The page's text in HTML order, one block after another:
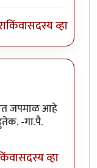
किंवासदस्य व्हा
byप्रचेतस
जपमाळ आहे
-गा.पै.
सदस्य व्हा